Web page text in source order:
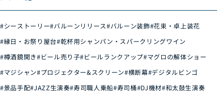
#シーストーリー#バルーンリリース#バルーン装飾#花束・卓上装花
#縁日・お祭り屋台#乾杯用シャンパン・スパークリングワイン
#樽酒鏡開き#ビール売り子#ビールランクアップ#マグロの解体ショー
#マジシャン#プロジェクター&スクリーン#横断幕#デジタルビンゴ
#景品手配#JAZZ生演奏#寿司職人乗船#寿司桶#DJ機材#和太鼓生演奏